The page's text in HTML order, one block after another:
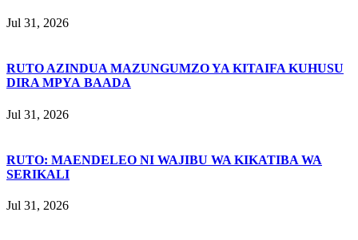
Jul 31, 2026
RUTO AZINDUA MAZUNGUMZO YA KITAIFA KUHUSU
DIRA MPYA BAADA
Jul 31, 2026
RUTO: MAENDELEO NI WAJIBU WA KIKATIBA WA
SERIKALI
Jul 31, 2026